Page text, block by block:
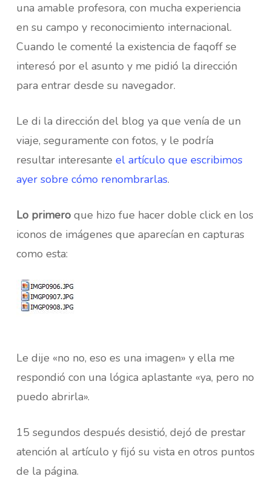
una amable profesora, con mucha experiencia
en su campo y reconocimiento internacional.
Cuando le comenté la existencia de faqoff se
interesó por el asunto y me pidió la dirección
para entrar desde su navegador.
Le di la dirección del blog ya que venía de un
viaje, seguramente con fotos, y le podría
resultar interesante el artículo que escribimos
ayer sobre cómo renombrarlas.
Lo primeroque hizo fue hacer doble click en los
iconos de imágenes que aparecían en capturas
como esta:
Le dije «no no, eso es una imagen» y ella me
respondió con una lógica aplastante «ya, pero no
puedo abrirla».
15 segundos después desistió, dejó de prestar
atención al artículo y fijó su vista en otros puntos
de la página.